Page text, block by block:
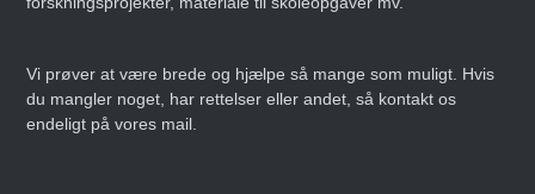
Vi prøver at være brede og hjælpe så mange som muligt. Hvis
du mangler noget, har rettelser eller andet, så kontakt os
endeligt på vores mail.